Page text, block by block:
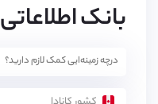
بانک اطلاعاتی